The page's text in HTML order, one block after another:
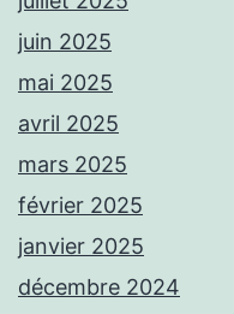
juin 2025
mai 2025
avril 2025
mars 2025
février 2025
janvier 2025
décembre 2024